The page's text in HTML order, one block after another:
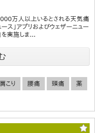
万人以上いるとされる天気痛
ス」アプリおよびウェザーニュー
を実施しま...
肩こり 腰痛 頭痛 薬